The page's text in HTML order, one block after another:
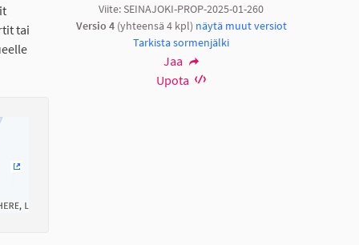
tai
Viite: SEINAJOKI-PROP-2025-01-260
Versio 4(yhteensä 4 kpl) näytä muut versiot
Tarkista sormenjälki
Jaa
Upota